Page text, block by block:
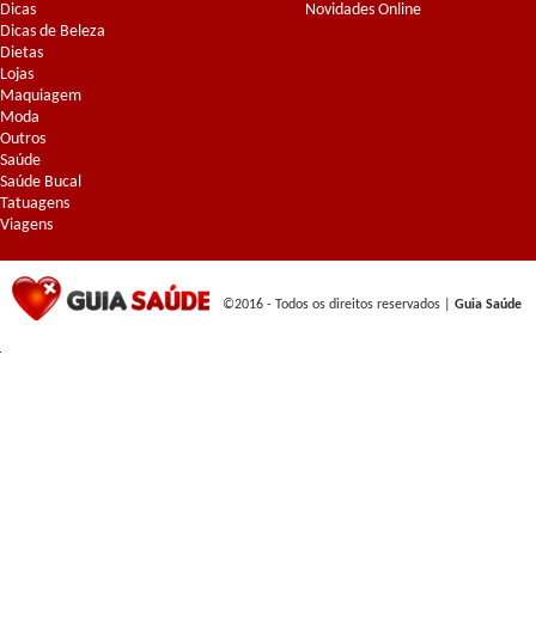
Dicas
Dicas de Beleza
Dietas
Lojas
Maquiagem
Moda
Outros
Saúde
Saúde Bucal
Tatuagens
Viagens
Novidades Online
©2016 - Todos os direitos reservados | Guia Saúde